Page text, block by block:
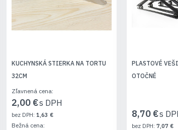
KUCHYNSKÁ STIERKA NA TORTU
32CM
Zľavnená cena
2,00 €
1,63 €
Bežná cena
PLASTOVÉ
OTOČNÉ
8,70 €
7,07 €